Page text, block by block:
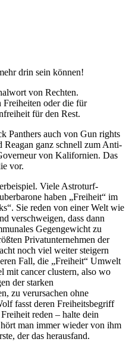
drin sein können!
von Rechten.
Freiheiten oder die für
für den Rest.
Panthers auch von Gun rights
Reagan ganz schnell zum Anti-
von Kalifornien. Das
vor.
Viele Astroturf-
haben „Freiheit“ im
Sie reden von einer Welt wie
verschweigen, dass dann
Gegengewicht zu
Privatunternehmen der
noch viel weiter steigern
Fall, die „Freiheit“ Umwelt
mit cancer clustern, also wo
der starken
zu verursachen ohne
fasst deren Freiheitsbegriff
reden – halte dein
man immer wieder von ihm
der das herausfand.